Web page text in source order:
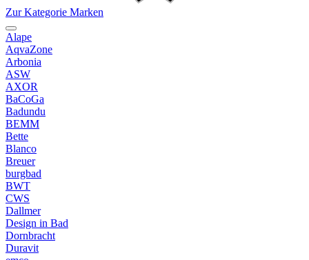
Zur Kategorie Marken
Alape
AqvaZone
Arbonia
ASW
AXOR
BaCoGa
Badundu
BEMM
Bette
Blanco
Breuer
burgbad
BWT
CWS
Dallmer
Design in Bad
Dornbracht
Duravit